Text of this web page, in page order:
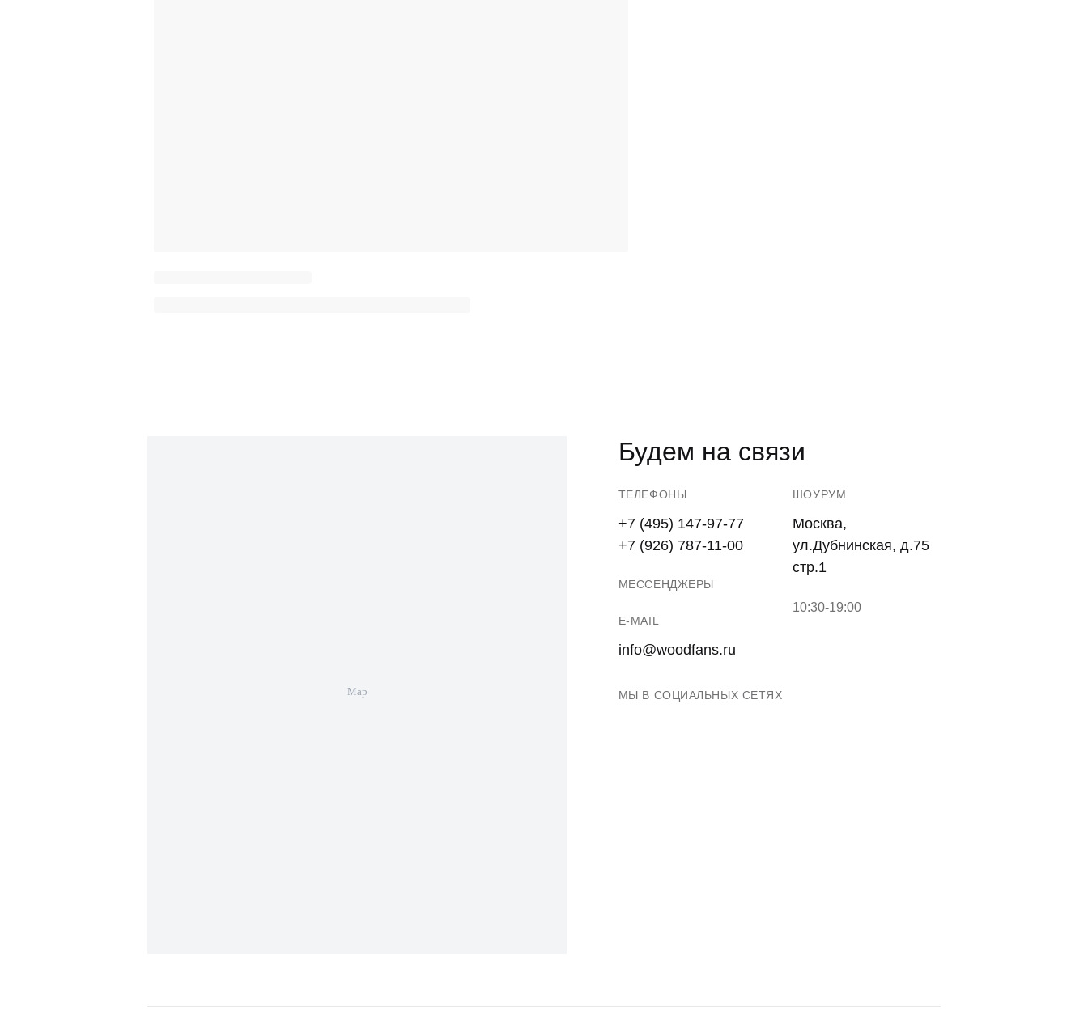
Будем на связи
ТЕЛЕФОНЫ
+7 (495) 147-97-77
+7 (926) 787-11-00
МЕССЕНДЖЕРЫ
E-MAIL
info@woodfans.ru
ШОУРУМ
Москва,
ул.Дубнинская, д.75
стр.1
10:30-19:00
МЫ В СОЦИАЛЬНЫХ СЕТЯХ